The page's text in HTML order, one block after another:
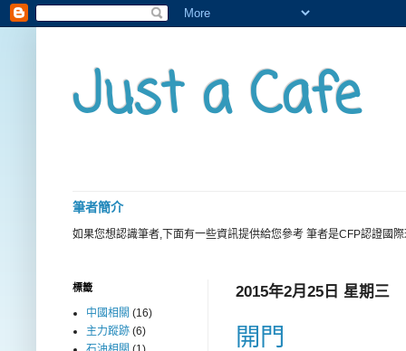
Just a Cafe
筆者簡介
如果您想認識筆者,下面有一些資訊提供給您參考 筆者是CFP認證國
2015年2月25日 星期三
開門
標籤
中國相關 (16)
主力蹤跡 (6)